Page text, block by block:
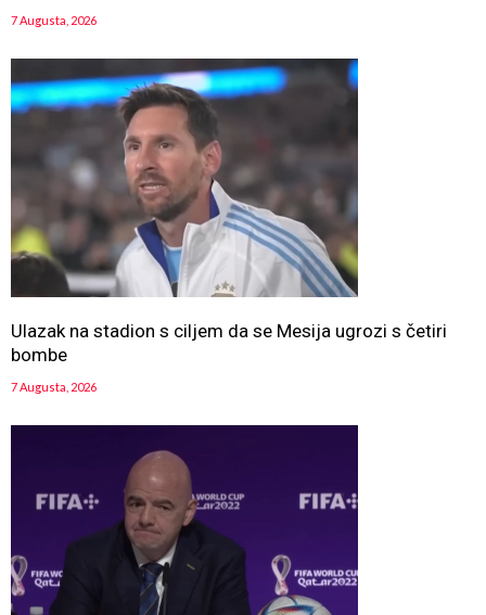
7 Augusta, 2026
Ulazak na stadion s ciljem da se Mesija ugrozi s četiri
bombe
7 Augusta, 2026